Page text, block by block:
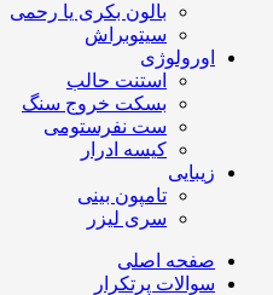
بالون بکری یا رحمی
سیتوبراش
اورولوژی
استنت حالب
بسکت خروج سنگ
ست نفرستومی
کیسه ادرار
زیبایی
تامپون بینی
سری لیزر
صفحه اصلی
سوالات پرتکرار